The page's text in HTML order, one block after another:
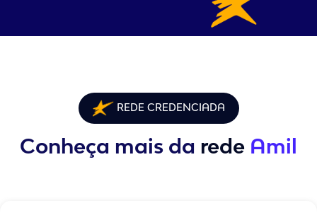
REDE CREDENCIADA
Conheça mais da rede Amil